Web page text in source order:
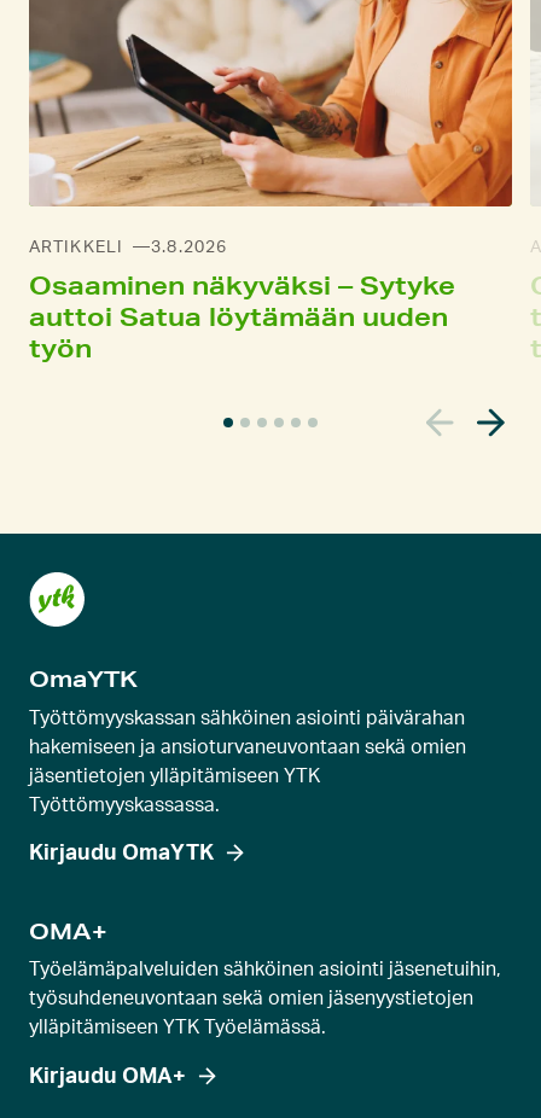
ARTIKKELI 3.8.2026
Osaaminen näkyväksi – Sytyke
auttoi Satua löytä­mään uuden
työn
e
n
a
r
u
s
e
l
d
a
OmaYTK
Työttömyyskassan sähköinen asiointi päivärahan
hakemiseen ja ansioturvaneuvontaan sekä omien
jäsentietojen ylläpitämiseen YTK
Työttömyyskassassa.
Kirjaudu OmaYTK
OMA+
Työelämäpalveluiden sähköinen asiointi jäsenetuihin,
työsuhdeneuvontaan sekä omien jäsenyystietojen
ylläpitämiseen YTK Työelämässä.
Kirjaudu OMA+